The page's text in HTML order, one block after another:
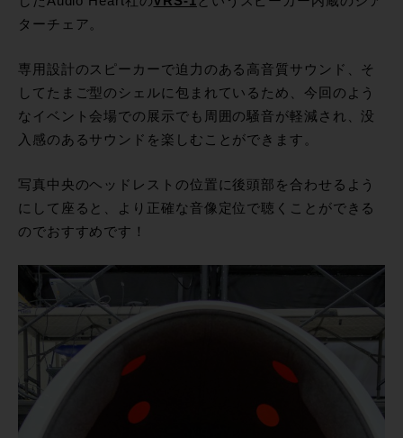
ターチェア。
専用設計のスピーカーで迫力のある高音質サウンド、そ
してたまご型のシェルに包まれているため、今回のよう
なイベント会場での展示でも周囲の騒音が軽減され、没
入感のあるサウンドを楽しむことができます。
写真中央のヘッドレストの位置に後頭部を合わせるよう
にして座ると、より正確な音像定位で聴くことができる
のでおすすめです！